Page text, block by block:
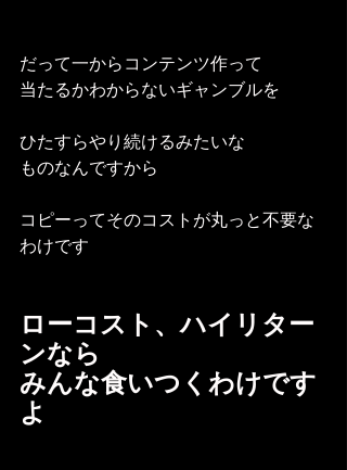
だって一からコンテンツ作って
当たるかわからないギャンブルを
ひたすらやり続けるみたいな
ものなんですから
コピーってそのコストが丸っと不要な
わけです
ローコスト、ハイリター
ンなら
みんな食いつくわけです
よ